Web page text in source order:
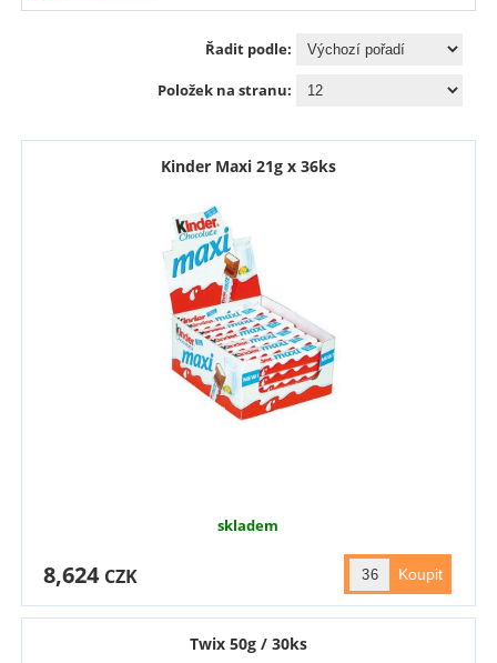
Řadit podle:
Položek na stranu:
Kinder Maxi 21g x 36ks
skladem
8,624 CZK
Twix 50g / 30ks